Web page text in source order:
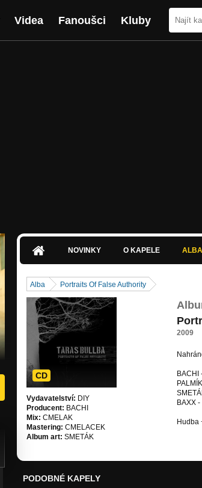
Videa Fanoušci Kluby
NOVINKY O KAPELE ALBA
Alba Portraits Of False Authority
CD
Vydavatelství: DIY
Producent: BACHI
Mix: CMELAK
Mastering: CMELACEK
Album art: SMETÁK
2009
BACHI
BAXX
Hudba
PODOBNÉ KAPELY